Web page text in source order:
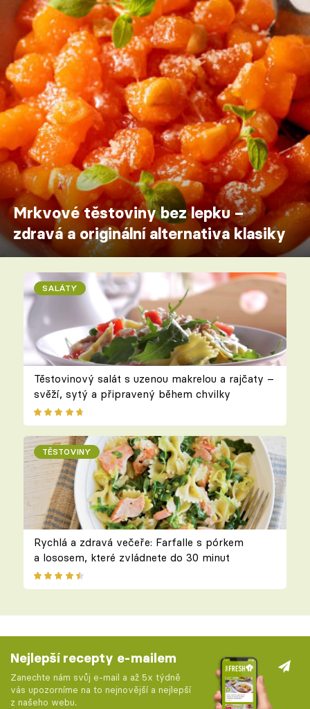
Mrkvové těstoviny bez lepku –
zdravá a originální alternativa klasiky
SALÁTY
Těstovinový salát s uzenou makrelou a rajčaty –
svěží, sytý a připravený během chvilky
TĚSTOVINY
Rychlá a zdravá večeře: Farfalle s pórkem
a lososem, které zvládnete do 30 minut
Nejlepší recepty e-mailem
Zanechte nám svůj e-mail a až 5x týdně
vás upozorníme na to nejnovější a nejlepší
z našeho webu.